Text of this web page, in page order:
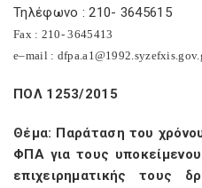
Τηλέφωνο : 210- 3645615
Fax: 210- 3645413
e–mail: dfpa.a1@1992.syzefxis.gov.
ΠΟΛ 1253/2015
Θέμα: Παράταση του
ΦΠΑ για τους
επιχειρηματικής τους